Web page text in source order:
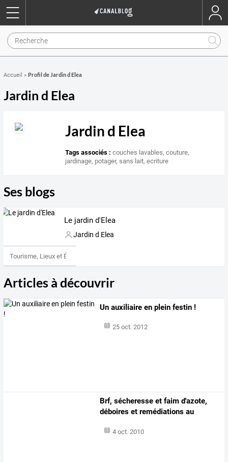
Accueil » Profil de Jardin d Elea
Jardin d Elea
Jardin d Elea
Tags associés : couches lavables,couture,
jardinage, potager,sans lait,ecriture
Ses blogs
Le jardin d'Elea
Jardin d Elea
Tourisme, Lieux et Événements
Articles à découvrir
Un auxiliaire en plein festin !
25 oct. 2012
Brf, sécheresse et faim d'azote,
déboires et remédiations au
4 oct. 2010